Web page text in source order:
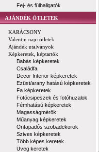
Fej- és fülhallgatók
AJÁNDÉK ÖTLETEK
KARÁCSONY
Valentin napi ötletek
Ajándék utalványok
Képkeretek, képtartók
Babás képkeretek
Családfa
Decor Interior képkeretek
Ezüst/arany hatású képkeretek
Fa képkeretek
Fotócsipeszek és fotóhuzalok
Fémhatású képkeretek
Magasságmérők
Műanyag képkeretek
Öntapadós szobadekorok
Szives képkeretek
Több képes keretek
Üveg keretek